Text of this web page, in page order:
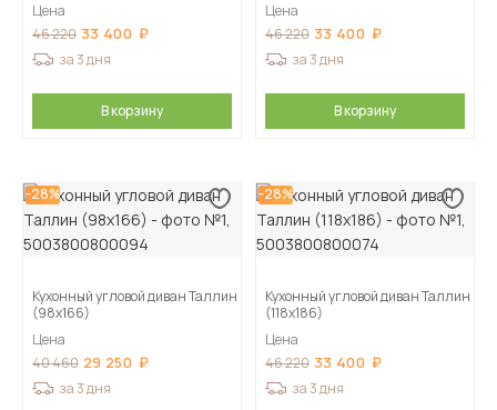
Цена
46 220 33 400
за 3 дня
В корзину
Цена
46 220 33 400
за 3 дня
В корзину
-28%
Кухонный угловой диван Таллин
(98х166)
Цена
40 460 29 250
за 3 дня
-28%
Кухонный угловой диван Таллин
(118х186)
Цена
46 220 33 400
за 3 дня